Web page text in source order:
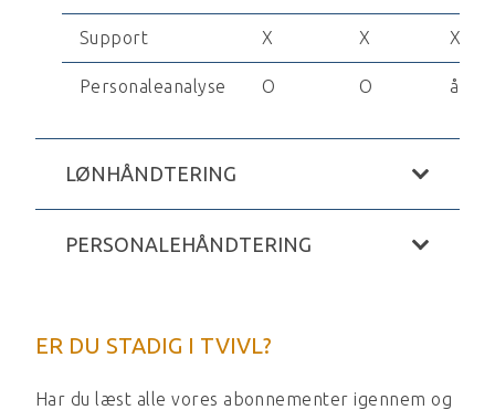
Support X X X
Personaleanalyse O O årlig
LØNHÅNDTERING
PERSONALEHÅNDTERING
ER DU STADIG I TVIVL?
Har du læst alle vores abonnementer igennem og